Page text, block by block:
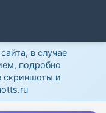
в случае
подробно
скриншоты и